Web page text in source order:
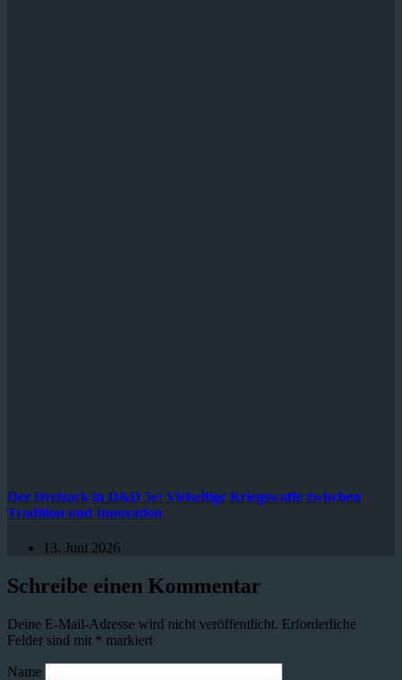
Der Dreizack in D&D 5e: Vielseitige Kriegswaffe zwischen
Tradition und Innovation
13. Juni 2026
Schreibe einen Kommentar
Deine E-Mail-Adresse wird nicht veröffentlicht. Erforderliche
Felder sind mit * markiert
Name